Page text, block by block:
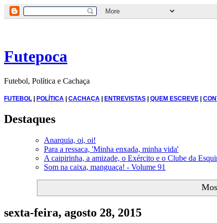
Futepoca
Futebol, Política e Cachaça
FUTEBOL | POLÍTICA | CACHAÇA | ENTREVISTAS | QUEM ESCREVE |
Destaques
Anarquia, oi, oi!
Para a ressaca, 'Minha enxada, minha vida'
A caipirinha, a amizade, o Exército e o Clube da
Som na caixa, manguaça! - Volume 91
sexta-feira, agosto 28, 2015